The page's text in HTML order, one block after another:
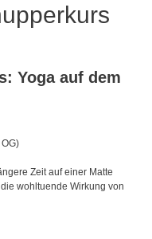
Yoga auf dem
Zeit auf einer Matte
wohltuende Wirkung von